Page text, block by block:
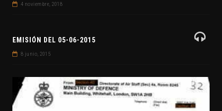
4 noviembre, 2018
EMISIÓN DEL 05-06-2015
8 junio, 2015